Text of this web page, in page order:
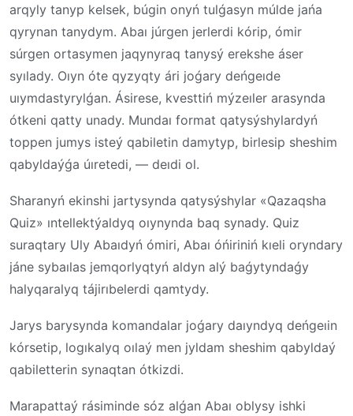
arqyly tanyp kelsek, búgin onyń tulǵasyn múlde jańa
qyrynan tanydym. Abaı júrgen jerlerdi kórip, ómir
súrgen ortasymen jaqynyraq tanysý erekshe áser
syılady. Oıyn óte qyzyqty ári joǵary deńgeıde
uıymdastyrylǵan. Ásirese, kvesttiń mýzeıler arasynda
ótkeni qatty unady. Mundaı format qatysýshylardyń
toppen jumys isteý qabiletin damytyp, birlesip sheshim
qabyldaýǵa úıretedi, — deıdi ol.
Sharanyń ekinshi jartysynda qatysýshylar «Qazaqsha
Quiz» ıntellektýaldyq oıynynda baq synady. Quiz
suraqtary Uly Abaıdyń ómiri, Abaı óńiriniń kıeli oryndary
jáne sybaılas jemqorlyqtyń aldyn alý baǵytyndaǵy
halyqaralyq tájirıbelerdi qamtydy.
Jarys barysynda komandalar joǵary daıyndyq deńgeıin
kórsetip, logıkalyq oılaý men jyldam sheshim qabyldaý
qabiletterin synaqtan ótkizdi.
Marapattaý rásiminde sóz alǵan Abaı oblysy ishki